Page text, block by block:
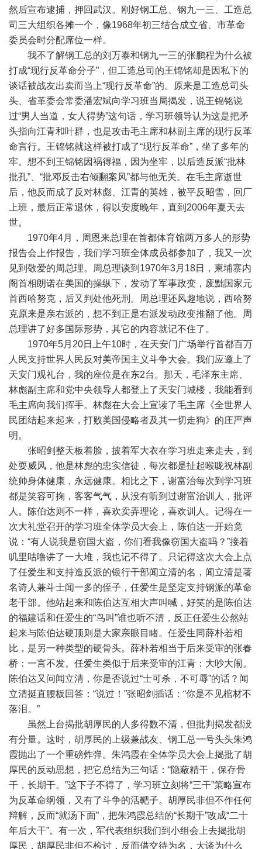
然后宣布逮捕，押回武汉。刚好钢工总、钢九一三、工造总
司三大组织各摊一个，像1968年初三结合成立省、市革命
委员会时分配席位一样。
我不了解钢工总的刘万泰和钢九一三的张鹏程为什么被
打成“现行反革命分子”，但工造总司的王锦铭却是因私下的
谈话被战友出卖而当上“现行反革命”的。原来是工造总司头
头、省革委会常委潘宏斌向学习班当局揭发，说王锦铭说
过“男人当道，女人得势”这句话，学习班领导认为这是把矛
头指向江青和叶群，也是攻击毛主席和林副主席的现行反革
命言行。王锦铭就这样被打成了“现行反革命”，坐了多年的
牢。想不到王锦铭因祸得福，因为坐牢，以后造反派“批林
批孔”、“批邓反击右倾翻案风”都与他无关。在毛主席逝世
后，他反而成了反对林彪、江青的英雄，被平反昭雪，回厂
上班，最后正常退休，得以安度晚年，直到2006年夏天去
世。
1970年4月，周恩来总理在首都体育馆两万多人的形势
报告会上作报告，我们学习班全体成员都参加了，我又一次
见到敬爱的周总理。周总理谈到1970年3月18日，柬埔寨内
阁首相朗诺在美国的操纵下，发动了军事政变，废黜国家元
首西哈努克，后又判处他死刑。周总理还风趣地说，西哈努
克原来是亲右派的，想不到正是右派发动政变推翻了他。周
总理讲了好多国际形势，其它的内容就记不住了。
1970年5月20日上午10时，在天安门广场举行首都百万
人民支持世界人民反对美帝国主义斗争大会。我们应邀上了
天安门观礼台，我的座位是在东2台。那天，毛泽东主席、
林彪副主席和党中央领导人都登上了天安门城楼，我能看到
毛主席向我们挥手。林彪在大会上宣读了毛主席《全世界人
民团结起来起来，打败美国侵略者及其一切走狗》的庄严声
明。
张昭剑整天板着脸，披着军大衣在学习班走来走去，到
处耍威风，他是林彪的忠实信徒，每次都是扯起喉咙祝林副
统帅身体健康，永远健康。相比之下，谢富治每次到学习班
都是笑容可掬，客客气气，从没有听到过谢富治训人，批评
人。陈伯达则不一样，喜欢卖弄理论，喜欢训人。记得在一
次大礼堂召开的学习班全体学员大会上，陈伯达一开始竟
说：“有人说我是窃国大盗，你们看我像窃国大盗吗？”接着
叽里咕噜讲了一大堆，我也记不得了。只记得这次大会上点
了任爱生和支持造反派的银行干部闻立清的名，闻立清是著
名诗人兼斗士闻一多的侄子，任爱生是坚定支持钢派的革命
老干部。他站起来和陈伯达互相大声叫喊，好笑的是陈伯达
的福建话和任爱生的“鸟叫”谁也听不清，反正任爱生公然站
起来与陈伯达硬顶则是大家亲眼目睹。任爱生同薛朴若相
比，是另一种类型的硬骨头。薛朴若相当于后来受审的张春
桥：一言不发。任爱生类似于后来受审的江青：大吵大闹。
陈伯达又问闻立清，你是否说过“士可杀，不可辱”的话？闻
立清挺直腰板回答：“说过！”张昭剑插话：“你是不见棺材不
落泪。”
虽然上台揭批胡厚民的人多得数不清，但批判揭发都没
有分量。这时，胡厚民的上级兼战友、钢工总一号头头朱鸿
霞抛出了一个重磅炸弹。朱鸿霞在全体学员大会上揭批了胡
厚民的反动思想，把它总结为三句话：“隐蔽精干，保存骨
干，长期干。”这下子不得了，学习班立刻将“三干”策略宣布
为反革命纲领，又有了斗争的活靶子。胡厚民非但不作任何
辩解，反而“就汤下面”，把朱鸿霞总结的“长期干”改成“二十
年后大干”。有一次，军代表组织我们到小组会上去揭批胡
厚民，胡厚民非但不检讨，反而借交待为名，大谈为什么